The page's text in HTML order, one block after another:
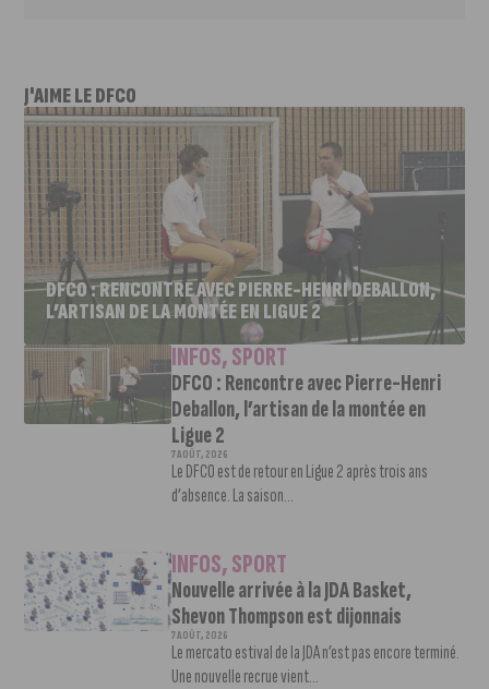
J'AIME LE DFCO
DFCO : RENCONTRE AVEC PIERRE-HENRI DEBALLON,
L’ARTISAN DE LA MONTÉE EN LIGUE 2
INFOS,SPORT
DFCO : Rencontre avec Pierre-Henri
Deballon, l’artisan de la montée en
Ligue 2
7 AOÛT, 2026
Le DFCO est de retour en Ligue 2 après trois ans
d’absence. La saison...
INFOS,SPORT
Nouvelle arrivée à la JDA Basket,
Shevon Thompson est dijonnais
7 AOÛT, 2026
Le mercato estival de la JDA n’est pas encore terminé.
Une nouvelle recrue vient...